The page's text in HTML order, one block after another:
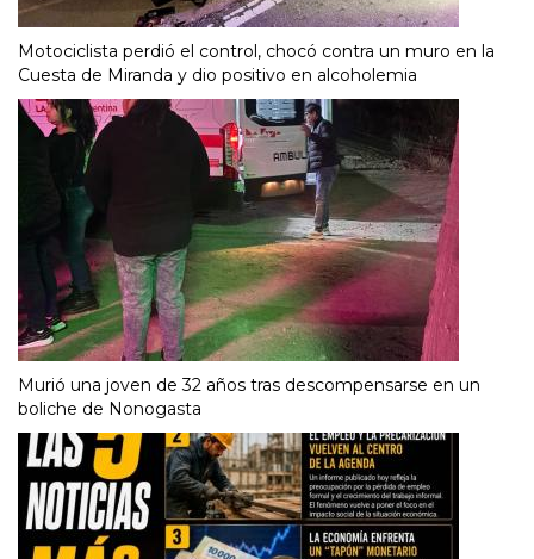
Motociclista perdió el control, chocó contra un muro en la
Cuesta de Miranda y dio positivo en alcoholemia
Murió una joven de 32 años tras descompensarse en un
boliche de Nonogasta